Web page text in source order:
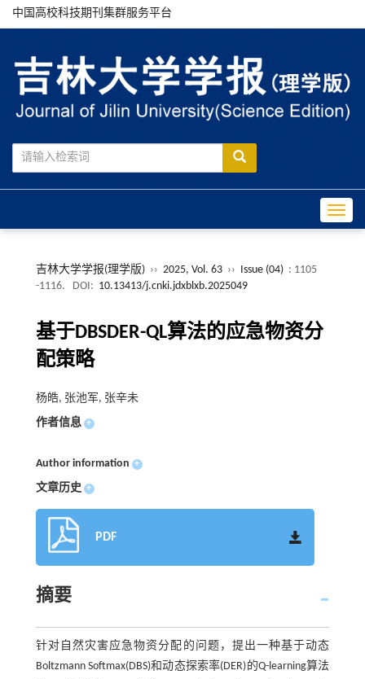
中国高校科技期刊集群服务平台
吉林大学学报(理学版) ›› 2025, Vol. 63 ›› Issue (04) : 1105
-1116.
DOI: 10.13413/j.cnki.jdxblxb.2025049
基于DBSDER-QL算法的应急物资分
配策略
杨皓, 张池军, 张辛未
作者信息 +
Author information +
文章历史 +
PDF
摘要
针对自然灾害应急物资分配的问题，提出一种基于动态
Boltzmann Softmax(DBS)和动态探索率(DER)的Q-learning算法